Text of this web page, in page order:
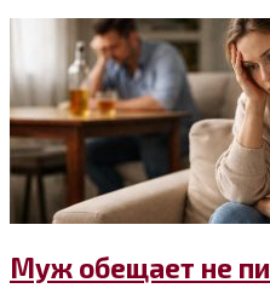
Муж обещает не